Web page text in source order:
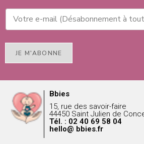
JE M'ABONNE
Bbies
15, rue des savoir-faire
44450 Saint Julien de
Tél. : 02 40 69 58 04
hello@ bbies.fr